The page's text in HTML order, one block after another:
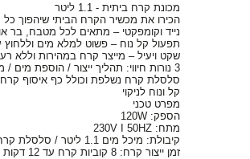
מכונת קרח ביתית - 1.1 ליטר
הכירו את מכשיר הקרח הביתי שיהפוך
נייד וקומפקטי – מתאים לכל מטבח, בר או
תפעול קל נוח – פשוט למלא מים וללחוץ
שקט ויעיל – מייצר קרח במהירות וללא
3 נורות חיווי: תהליך ייצור / הוספת מים / מיכל קרח מלא
סלסלת קרח נשלפת וכולל כף איסוף קרח
קל ונוח לניקוי
מפרט טכני
הספק: 120W
מתח: 230V I 50HZ
קיבולת: מיכל מים 1.1 ליטר / סלסלת קרח 800 גרם
זמן ייצור קרח: 8 קוביות קרח עד 12 דקות / 11 ק"ג תוך 24 שעות